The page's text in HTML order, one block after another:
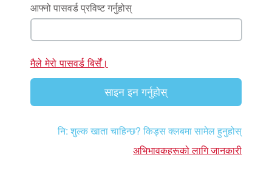
आफ्नो पासवर्ड प्रविष्ट गर्नुहोस्
मैले मेरो पासवर्ड बिर्सें।
साइन इन गर्नुहोस्
नि: शुल्क खाता चाहिन्छ? किड्स क्लबमा सामेल हुनुहोस्
अभिभावकहरूको लागि जानकारी